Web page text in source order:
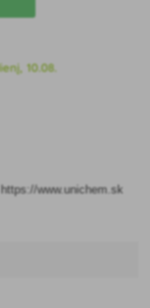
10.08.
www.unichem.sk